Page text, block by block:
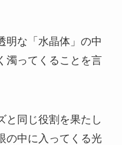
明な「水晶体」の中
濁ってくることを言
と同じ役割を果たし
の中に入ってくる光